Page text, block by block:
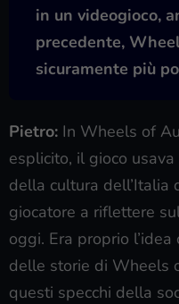
in un videogioco,
precedente,
sicuramente più
Pietro: In Wheels of
esplicito, il gioco
della cultura dell’Italia
giocatore a riflettere
oggi. Era proprio
delle storie di Wheels
questi specchi della